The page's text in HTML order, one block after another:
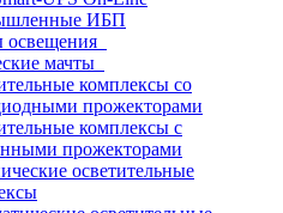
ИБП
мачты
комплексы со
прожекторами
комплексы с
прожекторами
осветительные